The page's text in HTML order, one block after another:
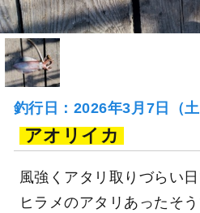
釣行日：2026年3月7日（
アオリイカ
風強くアタリ取りづらい
ヒラメのアタリあったそう